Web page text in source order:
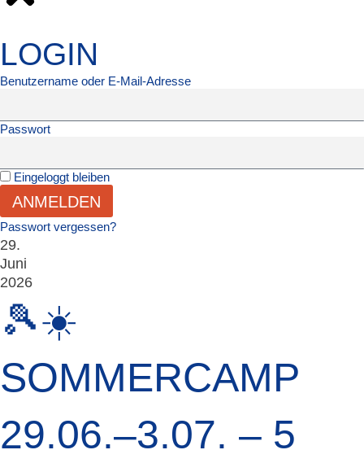
LOGIN
Benutzername oder E-Mail-Adresse
Passwort
Eingeloggt bleiben
ANMELDEN
Passwort vergessen?
29.
Juni
2026
🎾☀️
SOMMERCAMP
29.06.–3.07. – 5